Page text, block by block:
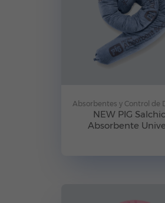
Absorbentes y Control de
NEW PIG
Absorbente